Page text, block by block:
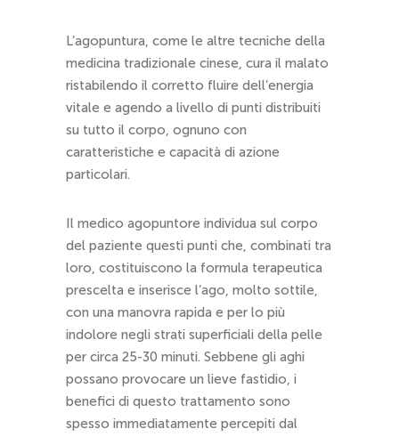
L’agopuntura, come le altre tecniche della
medicina tradizionale cinese, cura il malato
ristabilendo il corretto fluire dell’energia
vitale e agendo a livello di punti distribuiti
su tutto il corpo, ognuno con
caratteristiche e capacità di azione
particolari.
Il medico agopuntore individua sul corpo
del paziente questi punti che, combinati tra
loro, costituiscono la formula terapeutica
prescelta e inserisce l’ago, molto sottile,
con una manovra rapida e per lo più
indolore negli strati superficiali della pelle
per circa 25-30 minuti. Sebbene gli aghi
possano provocare un lieve fastidio, i
benefici di questo trattamento sono
spesso immediatamente percepiti dal